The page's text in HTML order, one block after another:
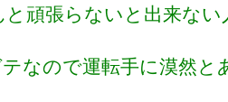
頑張らないと出来ない
なので運転手に漠然と